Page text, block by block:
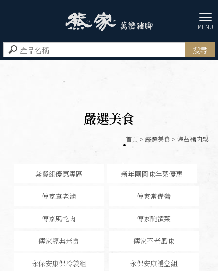
嚴選美食
首頁 > 嚴選美食 > 海苔豬肉鬆
套餐組優惠專區 新年團圓味年菜優惠
傳家真老滷 傳家常備醬
傳家風乾肉 傳家醃漬菜
傳家經典米食 傳家不老風味
永保安康保冷袋組 永保安康禮盒組